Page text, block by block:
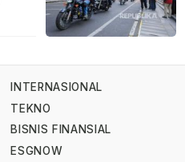
INTERNASIONAL
TEKNO
BISNIS FINANSIAL
ESGNOW